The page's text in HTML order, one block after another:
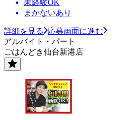
未経験OK
まかないあり
詳細を見る
応募画面に進む
アルバイト・パート
ごはんどき仙台新港店